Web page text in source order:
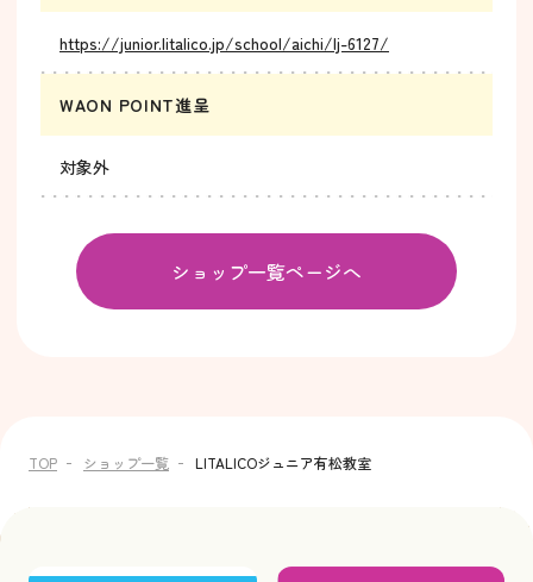
https://junior.Iitalico.jp/school/aichi/lj-6127/
WAON POINT進呈
対象外
ショップ一覧ページへ
TOP ショップ一覧 LITALICOジュニア有松教室